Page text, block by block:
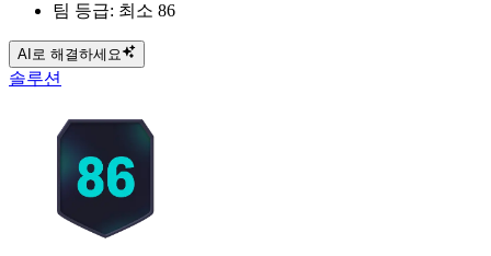
팀 등급: 최소 86
AI로 해결하세요
솔루션